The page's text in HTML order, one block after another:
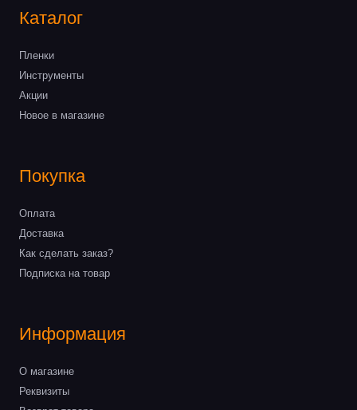
Каталог
Пленки
Инструменты
Акции
Новое в магазине
Покупка
Оплата
Доставка
Как сделать заказ?
Подписка на товар
Информация
О магазине
Реквизиты